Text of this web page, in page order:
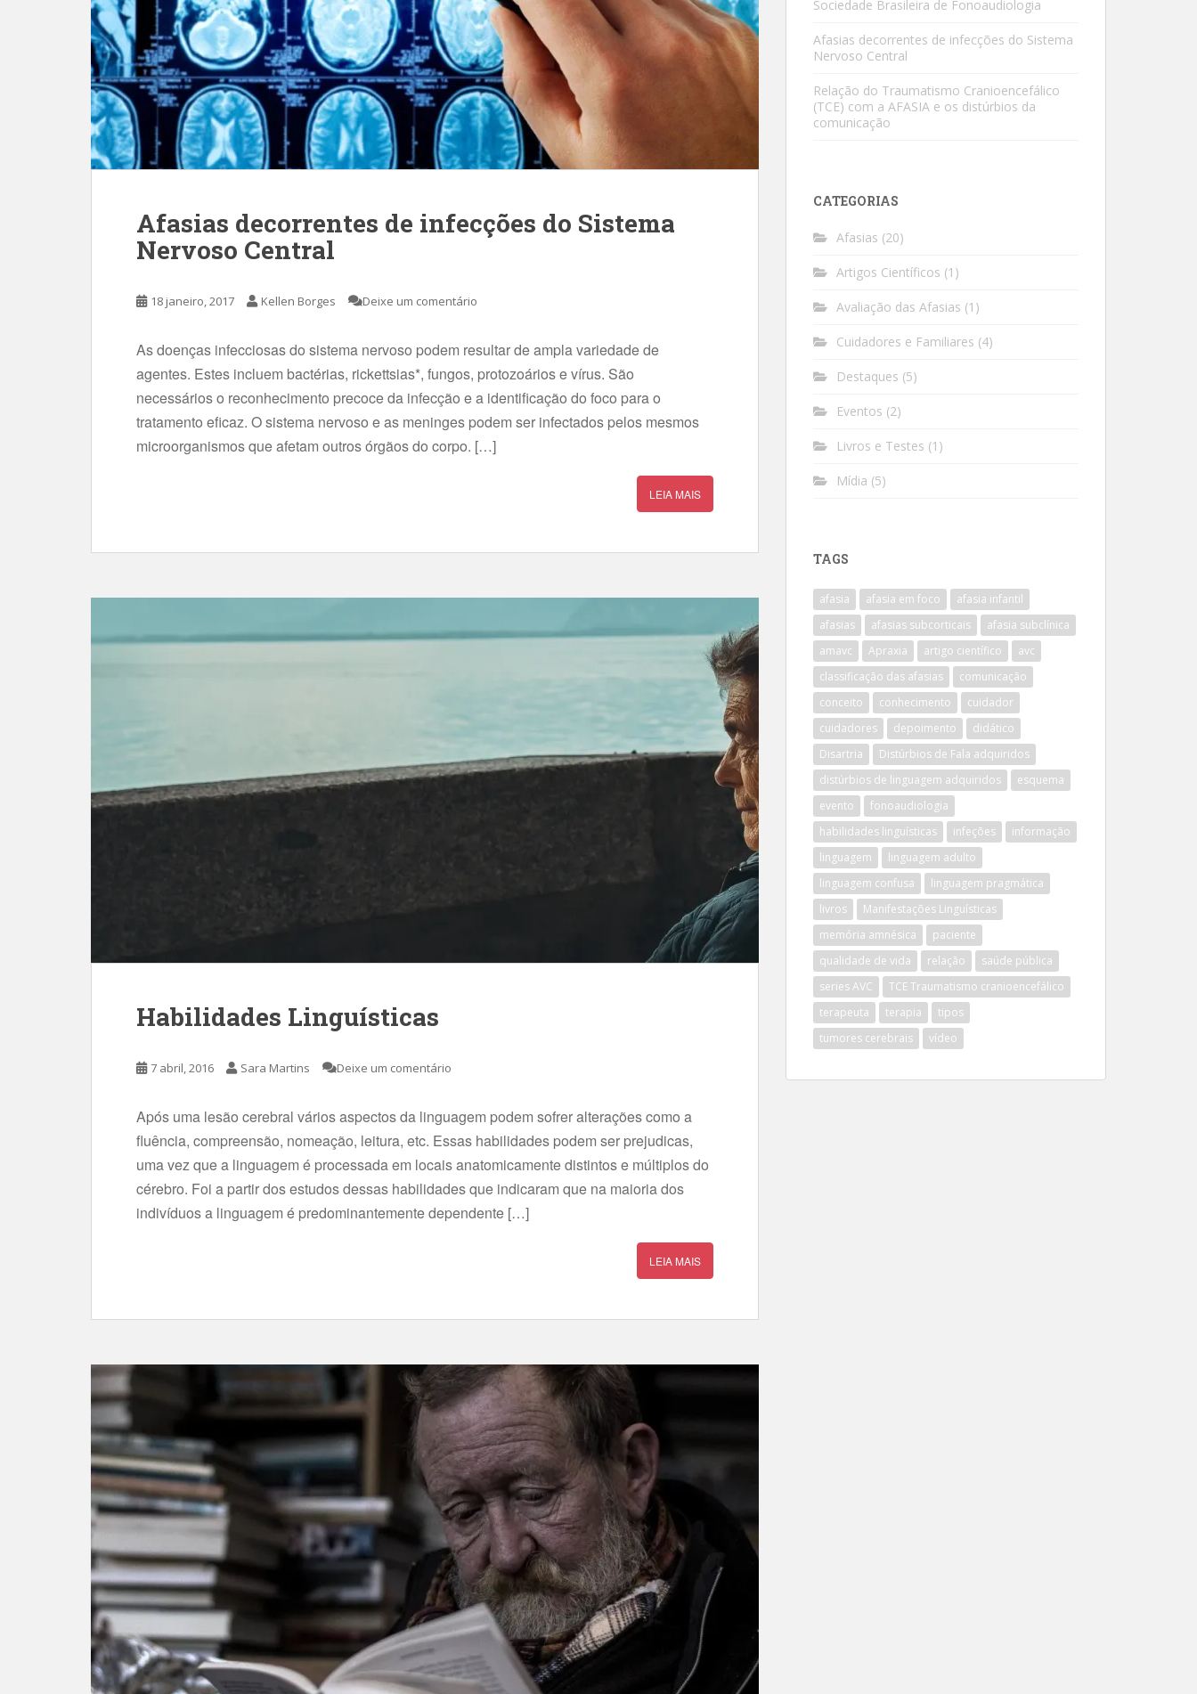
Afasias decorrentes de infecções do Sistema
Nervoso Central
18 janeiro, 2017 Kellen Borges Deixe um comentário
As doenças infecciosas do sistema nervoso podem resultar de ampla variedade de
agentes. Estes incluem bactérias, rickettsias*, fungos, protozoários e vírus. São
necessários o reconhecimento precoce da infecção e a identificação do foco para o
tratamento eficaz. O sistema nervoso e as meninges podem ser infectados pelos mesmos
microorganismos que afetam outros órgãos do corpo. […]
LEIA MAIS
Habilidades Linguísticas
7 abril, 2016 Sara Martins Deixe um comentário
Após uma lesão cerebral vários aspectos da linguagem podem sofrer alterações como a
fluência, compreensão, nomeação, leitura, etc. Essas habilidades podem ser prejudicas,
uma vez que a linguagem é processada em locais anatomicamente distintos e múltiplos do
cérebro. Foi a partir dos estudos dessas habilidades que indicaram que na maioria dos
indivíduos a linguagem é predominantemente dependente […]
LEIA MAIS
Sociedade Brasileira de Fonoaudiologia
Afasias decorrentes de infecções do Sistema
Nervoso Central
Relação do Traumatismo Cranioencefálico
(TCE) com a AFASIA e os distúrbios da
comunicação
CATEGORIAS
Afasias (20)
Artigos Científicos (1)
Avaliação das Afasias (1)
Cuidadores e Familiares (4)
Destaques (5)
Eventos (2)
Livros e Testes (1)
Mídia (5)
TAGS
afasia afasia em foco
afasia infantil
afasias
afasias subcorticais
afasia subclínica
amavc
Apraxia artigo científico
avc
classificação das afasias
comunicação
conceito
conhecimento
cuidador
cuidadores
depoimento
didático
Disartria
Distúrbios de Fala adquiridos
distúrbios de linguagem adquiridos
esquema
evento
fonoaudiologia
habilidades linguísticas
infeções
informação
linguagem
linguagem adulto
linguagem confusa
linguagem pragmática
livros
Manifestações Linguísticas
memória amnésica
paciente
qualidade de vida
relação
saúde pública
series AVC
TCE Traumatismo cranioencefálico
terapeuta
terapia
tipos
tumores cerebrais
vídeo